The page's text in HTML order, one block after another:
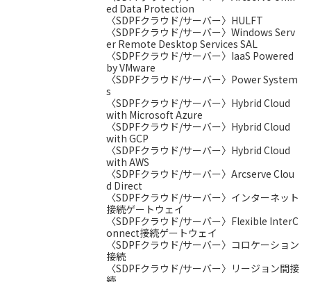
ed Data Protection
〈SDPFクラウド/サーバー〉HULFT
〈SDPFクラウド/サーバー〉Windows Serv
er Remote Desktop Services SAL
〈SDPFクラウド/サーバー〉IaaS Powered
by VMware
〈SDPFクラウド/サーバー〉Power System
s
〈SDPFクラウド/サーバー〉Hybrid Cloud
with Microsoft Azure
〈SDPFクラウド/サーバー〉Hybrid Cloud
with GCP
〈SDPFクラウド/サーバー〉Hybrid Cloud
with AWS
〈SDPFクラウド/サーバー〉Arcserve Clou
d Direct
〈SDPFクラウド/サーバー〉インターネット
接続ゲートウェイ
〈SDPFクラウド/サーバー〉Flexible InterC
onnect接続ゲートウェイ
〈SDPFクラウド/サーバー〉コロケーション
接続
〈SDPFクラウド/サーバー〉リージョン間接